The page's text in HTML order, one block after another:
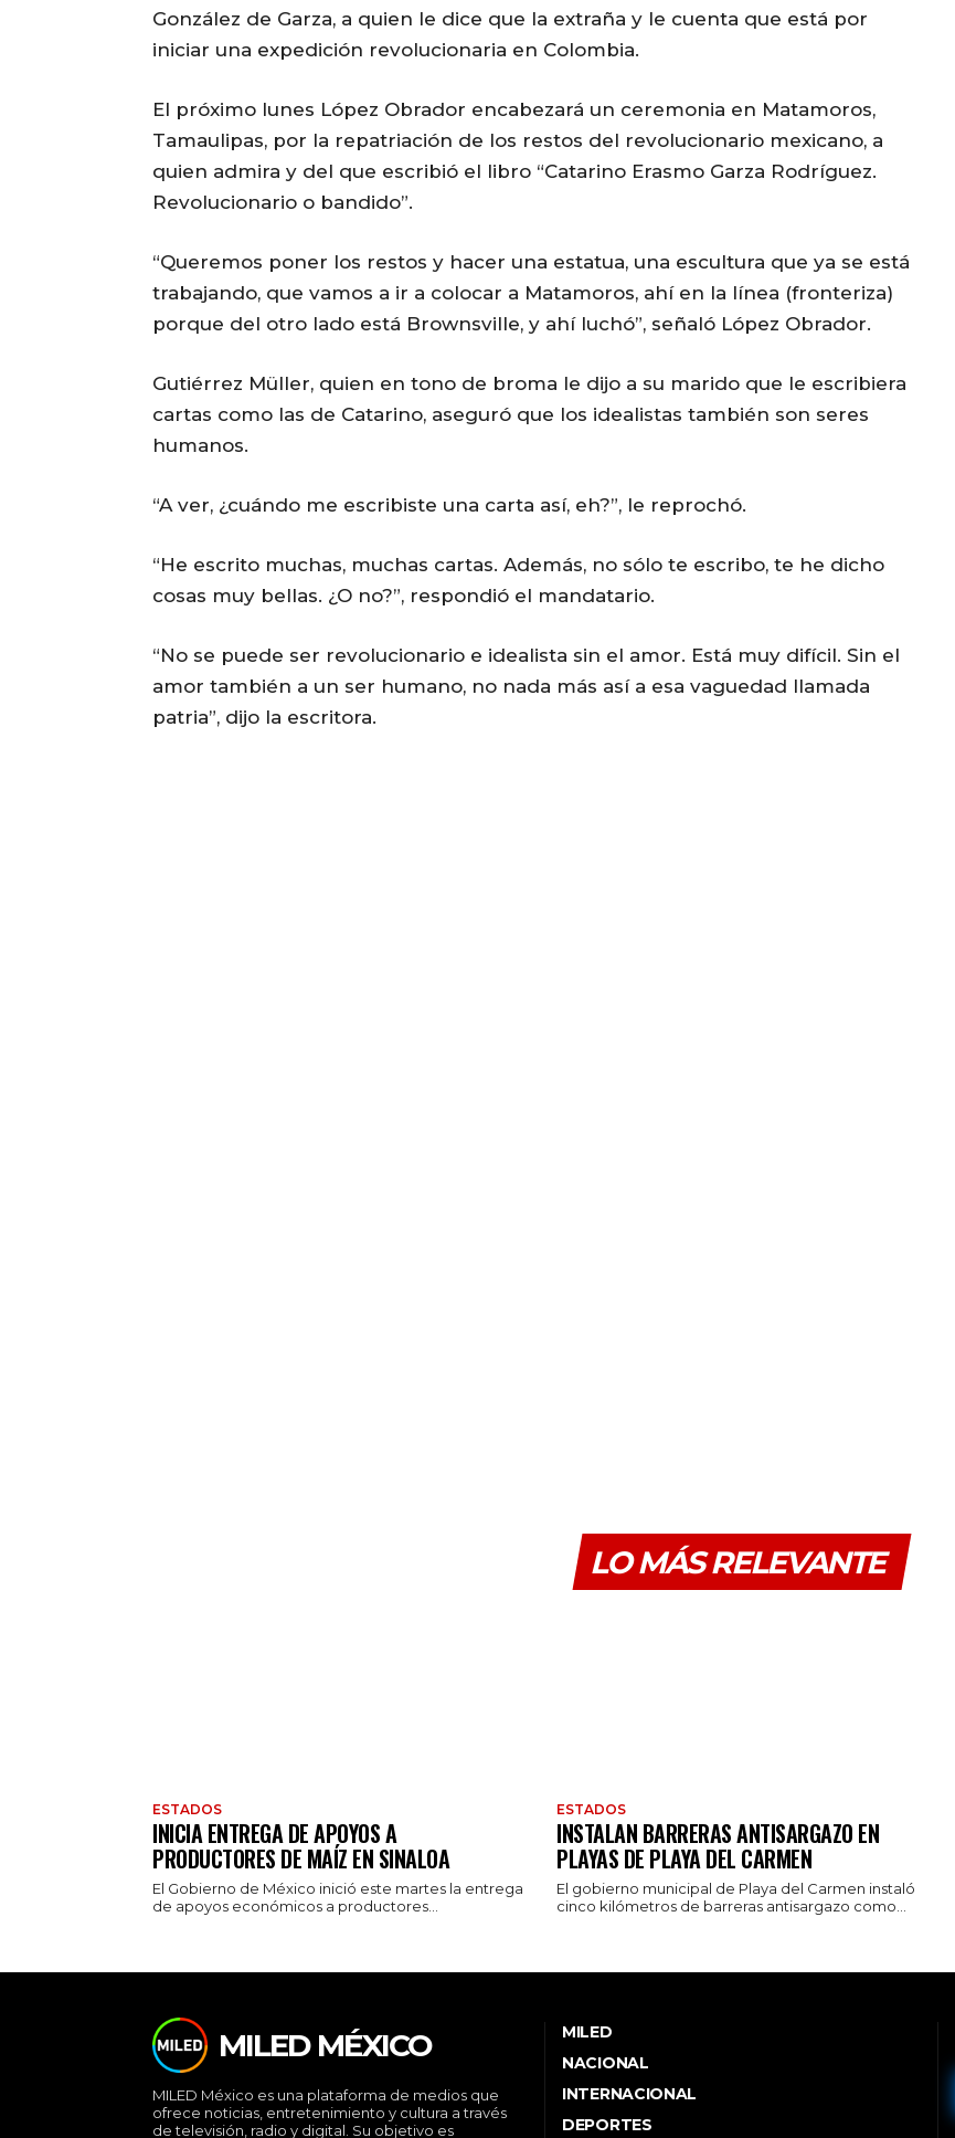
González de Garza, a quien le dice que la extraña y le cuenta que está por
iniciar una expedición revolucionaria en Colombia.
El próximo lunes López Obrador encabezará un ceremonia en Matamoros,
Tamaulipas, por la repatriación de los restos del revolucionario mexicano, a
quien admira y del que escribió el libro “Catarino Erasmo Garza Rodríguez.
Revolucionario o bandido”.
“Queremos poner los restos y hacer una estatua, una escultura que ya se está
trabajando, que vamos a ir a colocar a Matamoros, ahí en la línea (fronteriza)
porque del otro lado está Brownsville, y ahí luchó”, señaló López Obrador.
Gutiérrez Müller, quien en tono de broma le dijo a su marido que le escribiera
cartas como las de Catarino, aseguró que los idealistas también son seres
humanos.
“A ver, ¿cuándo me escribiste una carta así, eh?”, le reprochó.
“He escrito muchas, muchas cartas. Además, no sólo te escribo, te he dicho
cosas muy bellas. ¿O no?”, respondió el mandatario.
“No se puede ser revolucionario e idealista sin el amor. Está muy difícil. Sin el
amor también a un ser humano, no nada más así a esa vaguedad llamada
patria”, dijo la escritora.
LO MÁS RELEVANTE
ESTADOS
INICIA ENTREGA DE APOYOS A
PRODUCTORES DE MAÍZ EN SINALOA
El Gobierno de México inició este martes la entrega
de apoyos económicos a productores...
ESTADOS
INSTALAN BARRERAS ANTISARGAZO EN
PLAYAS DE PLAYA DEL CARMEN
El gobierno municipal de Playa del Carmen instaló
cinco kilómetros de barreras antisargazo como...
MILED MÉXICO
MILED México es una plataforma de medios que
ofrece noticias, entretenimiento y cultura a través
de televisión, radio y digital. Su objetivo es
MILED
NACIONAL
INTERNACIONAL
DEPORTES